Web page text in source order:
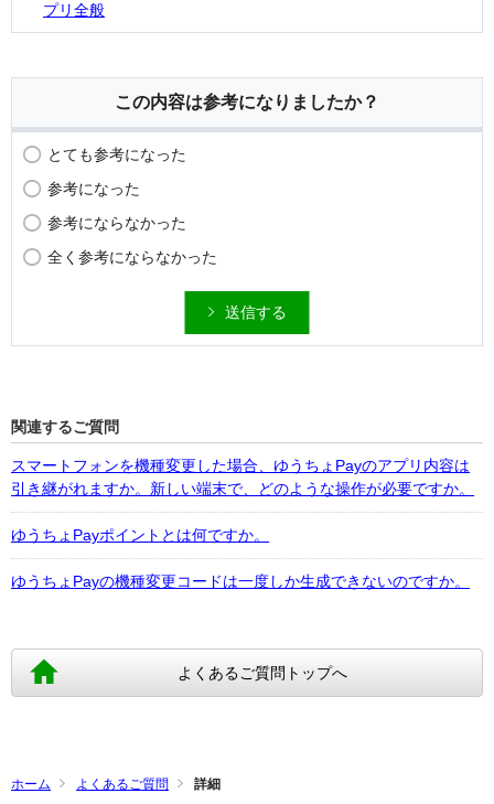
プリ全般
この内容は参考になりましたか？
とても参考になった
参考になった
参考にならなかった
全く参考にならなかった
送信する
関連するご質問
スマートフォンを機種変更した場合、ゆうちょPayのアプリ内容は
引き継がれますか。新しい端末で、どのような操作が必要ですか。
ゆうちょPayポイントとは何ですか。
ゆうちょPayの機種変更コードは一度しか生成できないのですか。
よくあるご質問トップへ
ホーム よくあるご質問 詳細